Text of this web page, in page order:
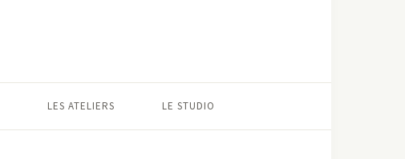
LES ATELIERS LE STUDIO